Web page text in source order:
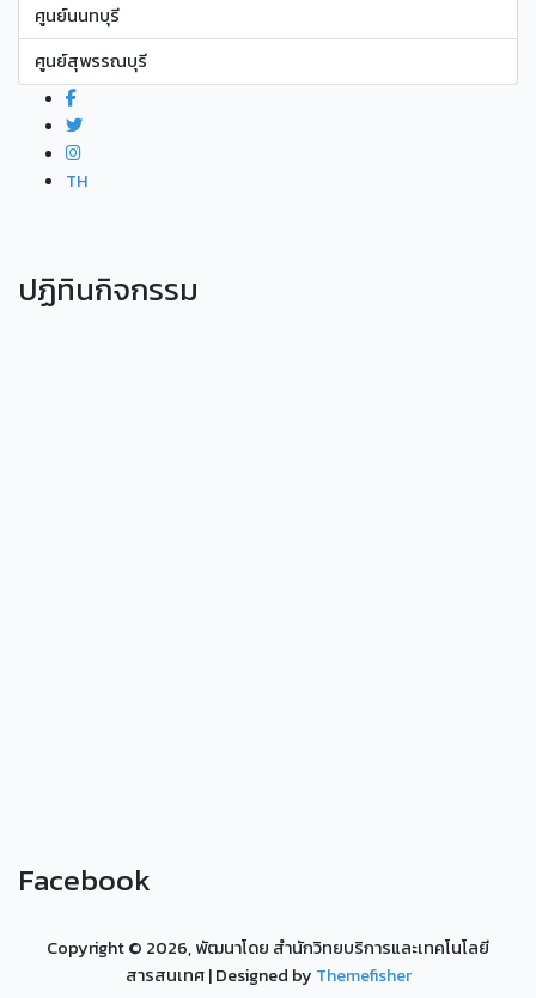
ศูนย์นนทบุรี
ศูนย์สุพรรณบุรี
TH
ปฏิทินกิจกรรม
Facebook
Copyright © 2026, พัฒนาโดย สำนักวิทยบริการและเทคโนโลยี
สารสนเทศ| Designed by Themefisher